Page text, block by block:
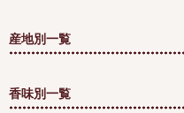
産地別一覧
香味別一覧